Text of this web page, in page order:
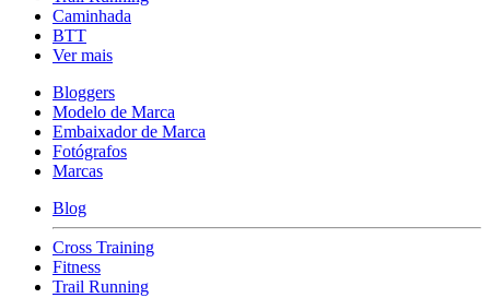
Caminhada
BTT
Ver mais
Bloggers
Modelo de Marca
Embaixador de Marca
Fotógrafos
Marcas
Blog
Cross Training
Fitness
Trail Running